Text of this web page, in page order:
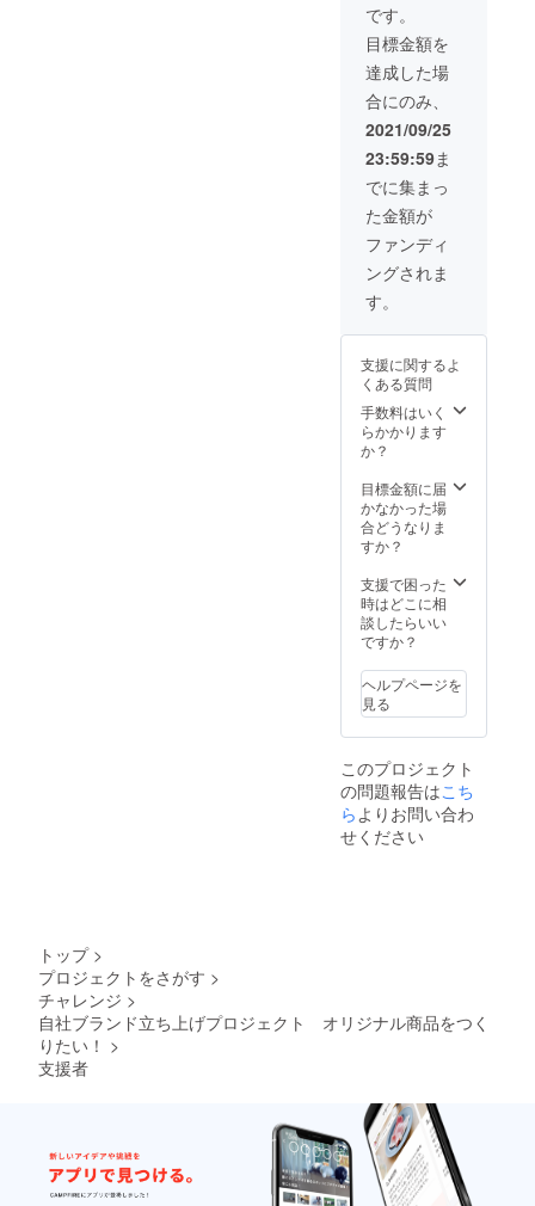
色/本革
バンド
黒色仕
様のい
ずれか
１点を
お送り
しま
す。
です。
目標金額を
達成した場
合にのみ、
2021/09/25
23:59:59ま
でに集まっ
た金額が
ファンディ
ングされま
す。
支援に関するよ
くある質問
手数料はいく
らかかります
か？
目標金額に届
かなかった場
合どうなりま
すか？
支援で困った
時はどこに相
談したらいい
ですか？
ヘルプページを
見る
このプロジェクト
の問題報告はこち
ら よりお問い合わ
せください
トップ >
プロジェクトをさがす >
チャレンジ >
自社ブランド立ち上げプロジェクト オリジナル商品をつく
りたい！ >
支援者